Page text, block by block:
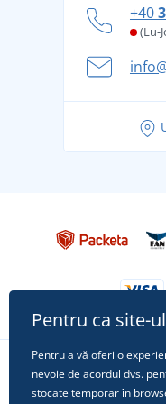
și în siguranță
Aventura de vară
pentru vacanță fără
Tricoul preferat
+40
(Lu-
Pentru ca site-
Pentru a vă oferi o
nevoie de acordul dvs.
stocate temporar în